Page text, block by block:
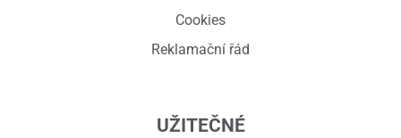
Cookies
Reklamační řád
UŽITEČNÉ